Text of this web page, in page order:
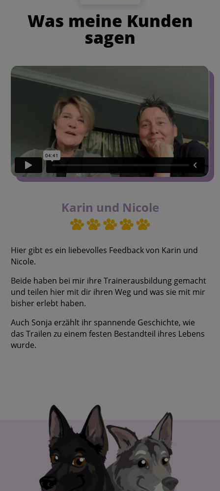
Was meine Kunden
sagen
Karin und Nicole
Hier gibt es ein liebevolles Feedback von Karin und
Nicole.
Beide haben bei mir ihre Trainerausbildung gemacht
und teilen hier mit dir ihren Weg und was sie mit mir
bisher erlebt haben.
Auch Sonja erzählt ihr spannende Geschichte, wie
das Trailen zu einem festen Bestandteil ihres Lebens
wurde.